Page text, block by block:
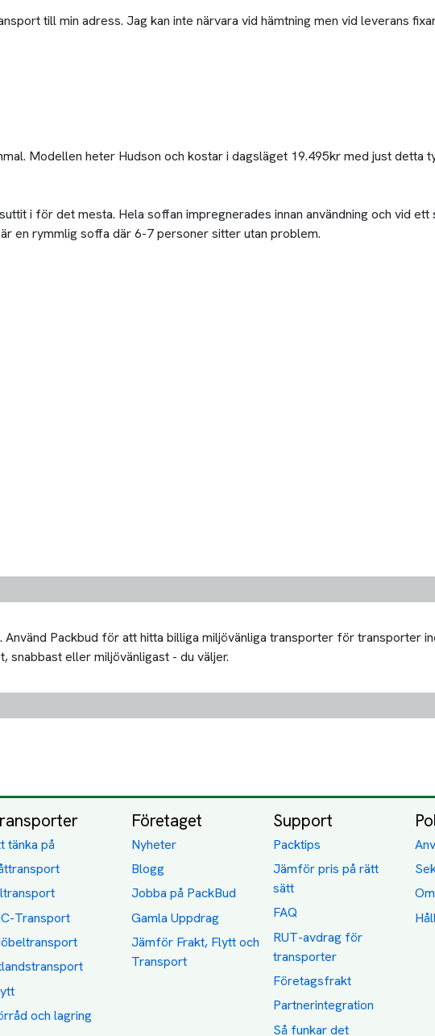
till min adress. Jag kan inte närvara vid hämtning men vid leverans
Modellen heter Hudson och kostar i dagsläget 19.495kr med just detta
i för det mesta. Hela soffan impregnerades innan användning och vid
en rymmlig soffa där 6-7 personer sitter utan problem.
Packbud för att hitta billiga miljövänliga transporter för transporter
snabbast eller miljövänligast - du väljer.
tänka på
Transport
och lagring
Företaget
Nyheter
Blogg
Jobba på PackBud
Gamla Uppdrag
Jämför Frakt, Flytt och
Transport
Support
Packtips
Jämför pris på rätt
sätt
FAQ
RUT-avdrag för
transporter
Företagsfrakt
Partnerintegration
Så funkar det